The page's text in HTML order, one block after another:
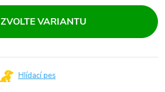
ZVOLTE VARIANTU
Hlídací pes